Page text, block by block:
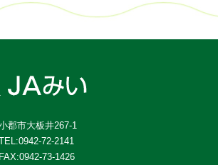
郡市大板井267-1
72-2141
FAX:0942-73-1426